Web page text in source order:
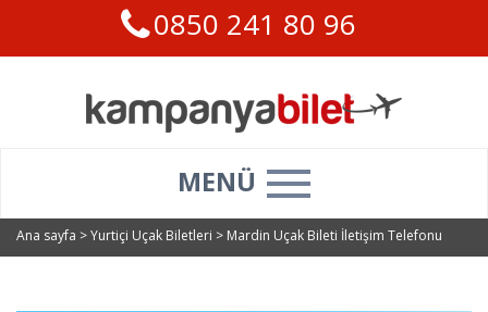
0850 241 80 96
MENÜ
Ana sayfa >Yurtiçi Uçak Biletleri > Mardin Uçak Bileti İletişim Telefonu